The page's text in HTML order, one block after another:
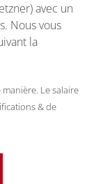
avec un
Nous vous
la
Le salaire
& de